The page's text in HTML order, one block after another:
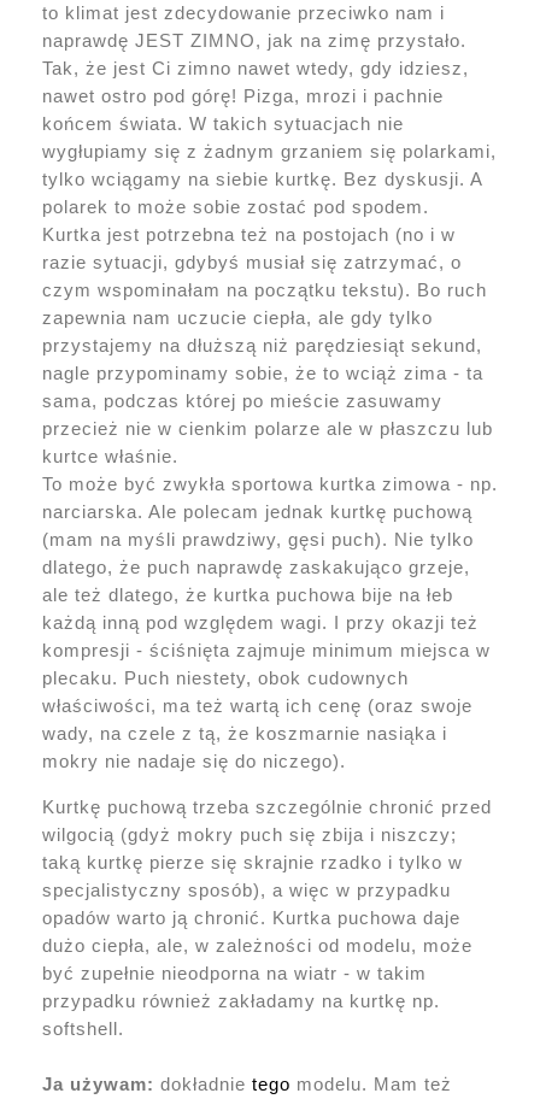
to klimat jest zdecydowanie przeciwko nam i
naprawdę JEST ZIMNO, jak na zimę przystało.
Tak, że jest Ci zimno nawet wtedy, gdy idziesz,
nawet ostro pod górę! Pizga, mrozi i pachnie
końcem świata. W takich sytuacjach nie
wygłupiamy się z żadnym grzaniem się polarkami,
tylko wciągamy na siebie kurtkę. Bez dyskusji. A
polarek to może sobie zostać pod spodem.
Kurtka jest potrzebna też na postojach (no i w
razie sytuacji, gdybyś musiał się zatrzymać, o
czym wspominałam na początku tekstu). Bo ruch
zapewnia nam uczucie ciepła, ale gdy tylko
przystajemy na dłuższą niż parędziesiąt sekund,
nagle przypominamy sobie, że to wciąż zima - ta
sama, podczas której po mieście zasuwamy
przecież nie w cienkim polarze ale w płaszczu lub
kurtce właśnie.
To może być zwykła sportowa kurtka zimowa - np.
narciarska. Ale polecam jednak kurtkę puchową
(mam na myśli prawdziwy, gęsi puch). Nie tylko
dlatego, że puch naprawdę zaskakująco grzeje,
ale też dlatego, że kurtka puchowa bije na łeb
każdą inną pod względem wagi. I przy okazji też
kompresji - ściśnięta zajmuje minimum miejsca w
plecaku. Puch niestety, obok cudownych
właściwości, ma też wartą ich cenę (oraz swoje
wady, na czele z tą, że koszmarnie nasiąka i
mokry nie nadaje się do niczego).
Kurtkę puchową trzeba szczególnie chronić przed
wilgocią (gdyż mokry puch się zbija i niszczy;
taką kurtkę pierze się skrajnie rzadko i tylko w
specjalistyczny sposób), a więc w przypadku
opadów warto ją chronić. Kurtka puchowa daje
dużo ciepła, ale, w zależności od modelu, może
być zupełnie nieodporna na wiatr - w takim
przypadku również zakładamy na kurtkę np.
softshell.
Ja używam: dokładnie tego modelu. Mam też